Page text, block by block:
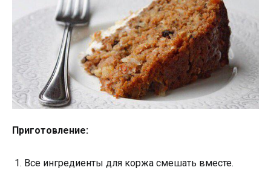
Приготовление:
Все ингредиенты для коржа смешать вместе.